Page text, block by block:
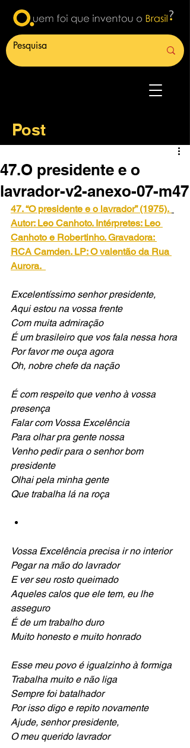
Post
47.O presidente e o
lavrador-v2-anexo-07-m47
47. “O presidente e o lavrador” (1975).
Autor: Leo Canhoto. Intérpretes: Leo
Canhoto e Robertinho. Gravadora:
RCA Camden. LP: O valentão da Rua
Aurora.
Excelentíssimo senhor presidente,
Aqui estou na vossa frente
Com muita admiração
É um brasileiro que vos fala nessa hora
Por favor me ouça agora
Oh, nobre chefe da nação
É com respeito que venho à vossa
presença
Falar com Vossa Excelência
Para olhar pra gente nossa
Venho pedir para o senhor bom
presidente
Olhai pela minha gente
Que trabalha lá na roça
Vossa Excelência precisa ir no interior
Pegar na mão do lavrador
E ver seu rosto queimado
Aqueles calos que ele tem, eu lhe
asseguro
É de um trabalho duro
Muito honesto e muito honrado
Esse meu povo é igualzinho à formiga
Trabalha muito e não liga
Sempre foi batalhador
Por isso digo e repito novamente
Ajude, senhor presidente,
O meu querido lavrador